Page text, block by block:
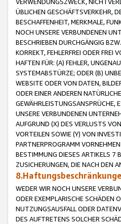
ÜBLICHEN GESCHÄFTSVERKEHR,
BESCHAFFENHEIT, MERKMALE,
NOCH UNSERE VERBUNDENEN
BESCHRIEBEN DURCHGÄNGIG
KORREKT, FEHLERFREI ODER
HAFTEN FÜR: (A) FEHLER,
SYSTEMABSTÜRZE; ODER (B)
WEBSITE ODER VON DATEN,
ODER EINER ANDEREN
GEWÄHRLEISTUNGSANSPRÜCHE,
UNSERE VERBUNDENEN
AUFGRUND (X) DES VERLUSTS
VORTEILEN SOWIE (Y) VON
PARTNERPROGRAMM
BESTIMMUNG DIESES ARTIKELS 7
ZUSICHERUNGEN, DIE NACH DEN
WEDER WIR NOCH UNSERE
ODER EXEMPLARISCHE SCHÄDEN
NUTZUNGSAUSFALL ODER
DES AUFTRETENS SOLCHER